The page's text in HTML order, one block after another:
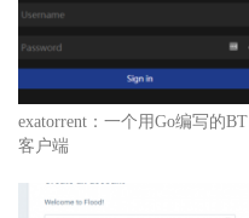
exatorrent：一个用Go编写的BT
客户端